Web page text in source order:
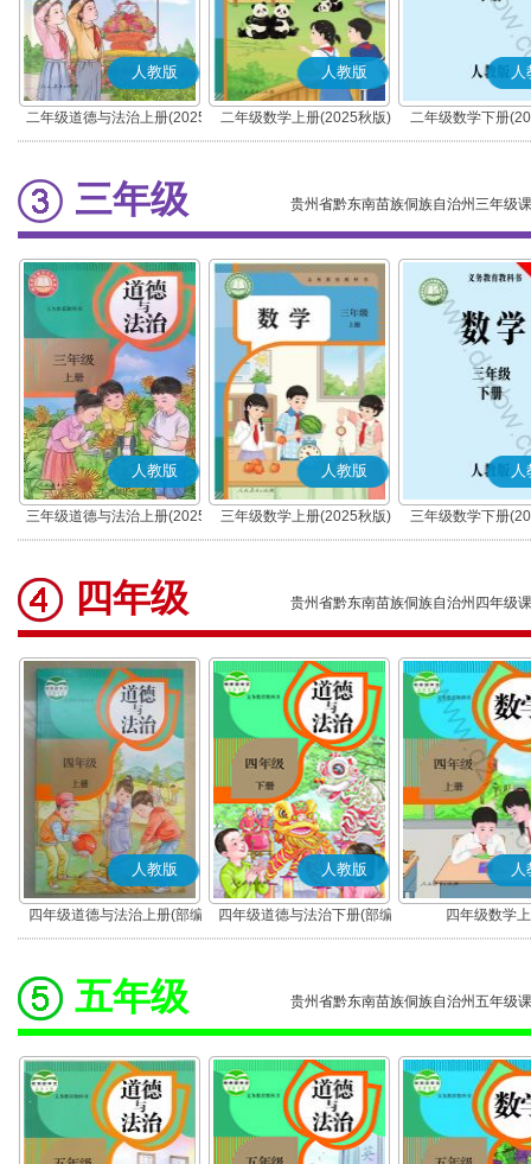
人教版
二年级道德与法治上册(2025
秋版)(部编版)
人教版
二年级数学上册(2025秋版)
人
二年级数学下册
三年级 贵州省黔东南苗族侗族自治州三年级
人教版
三年级道德与法治上册(2025
秋版)(部编版)
人教版
三年级数学上册(2025秋版)
人
三年级数学下册
四年级 贵州省黔东南苗族侗族自治州四年级
人教版
四年级道德与法治上册(部编
版)
人教版
四年级道德与法治下册(部编
版)
人
四年级数学
五年级 贵州省黔东南苗族侗族自治州五年级